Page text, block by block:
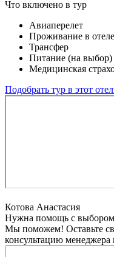
Что включено в тур
Авиаперелет
Проживание в отеле
Трансфер
Питание (на выбор)
Медицинская
Подобрать тур в этот
Котова Анастасия
Нужна помощь с выбором
Мы поможем! Оставьте
консультацию менеджера